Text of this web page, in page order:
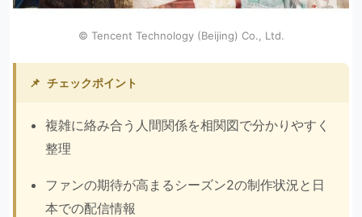
© Tencent Technology (Beijing) Co., Ltd.
📌 チェックポイント
複雑に絡み合う人間関係を相関図で分かりやすく
整理
ファンの期待が高まるシーズン2の制作状況と日
本での配信情報